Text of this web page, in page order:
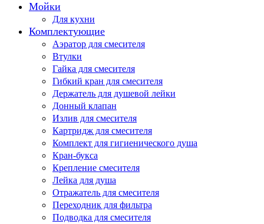
Мойки
Для кухни
Комплектующие
Аэратор для смесителя
Втулки
Гайка для смесителя
Гибкий кран для смесителя
Держатель для душевой лейки
Донный клапан
Излив для смесителя
Картридж для смесителя
Комплект для гигиенического душа
Кран-букса
Крепление смесителя
Лейка для душа
Отражатель для смесителя
Переходник для фильтра
Подводка для смесителя